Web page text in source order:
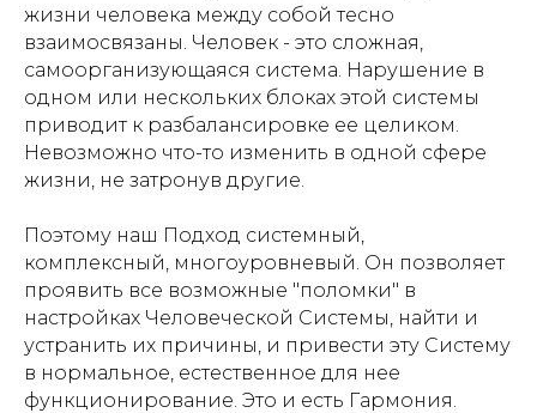
жизни человека между собой тесно
взаимосвязаны. Человек - это сложная,
самоорганизующаяся система. Нарушение в
одном или нескольких блоках этой системы
приводит к разбалансировке ее целиком.
Невозможно что-то изменить в одной сфере
жизни, не затронув другие.
Поэтому наш Подход системный,
комплексный, многоуровневый. Он позволяет
проявить все возможные "поломки" в
настройках Человеческой Системы, найти и
устранить их причины, и привести эту Систему
в нормальное, естественное для нее
функционирование. Это и есть Гармония.